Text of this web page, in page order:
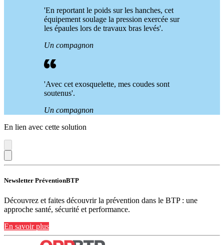
'En reportant le poids sur les hanches, cet
équipement soulage la pression exercée sur
les épaules lors de travaux bras levés'.
Un compagnon
'Avec cet exosquelette, mes coudes sont
soutenus'.
Un compagnon
En lien avec cette solution
Newsletter PréventionBTP
Découvrez et faites découvrir la prévention dans le BTP : une
approche santé, sécurité et performance.
En savoir plus